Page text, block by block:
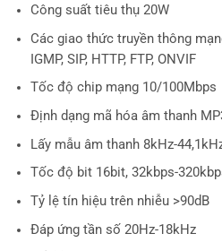
Công suất tiêu thụ 20W
Các giao thức truyền thông
IGMP, SIP, HTTP, FTP, ONVIF
Tốc độ chip mạng 10/100Mbps
Định dạng mã hóa âm thanh
Lấy mẫu âm thanh 8kHz-
Tốc độ bit 16bit, 32kbps-
Tỷ lệ tín hiệu trên nhiễu >90dB
Đáp ứng tần số 20Hz-18kHz